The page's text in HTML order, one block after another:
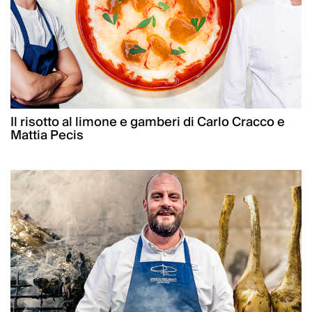
Il risotto al limone e gamberi di Carlo Cracco e
Mattia Pecis